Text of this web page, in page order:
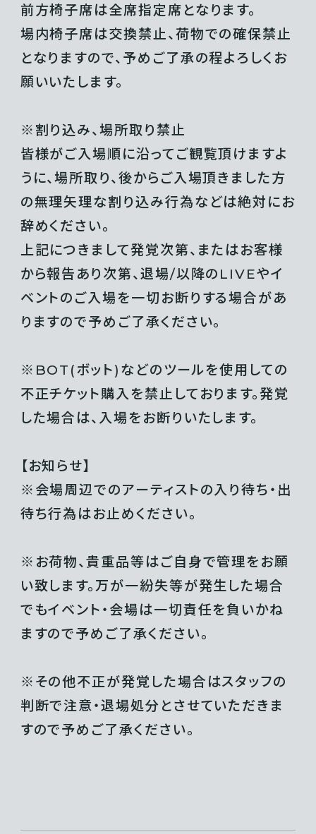
前方椅子席は全席指定席となります。
場内椅子席は交換禁止、荷物での確保禁止
となりますので、予めご了承の程よろしくお
願いいたします。
※割り込み、場所取り禁止
皆様がご入場順に沿ってご観覧頂けますよ
うに、場所取り、後からご入場頂きました方
の無理矢理な割り込み行為などは絶対にお
辞めください。
上記につきまして発覚次第、またはお客様
から報告あり次第、退場/以降のLIVEやイ
ベントのご入場を一切お断りする場合があ
りますので予めご了承ください。
※BOT(ボット)などのツールを使用しての
不正チケット購入を禁止しております。発覚
した場合は、入場をお断りいたします。
【お知らせ】
※会場周辺でのアーティストの入り待ち・出
待ち行為はお止めください。
※お荷物、貴重品等はご自身で管理をお願
い致します。万が一紛失等が発生した場合
でもイベント・会場は一切責任を負いかね
ますので予めご了承ください。
※その他不正が発覚した場合はスタッフの
判断で注意・退場処分とさせていただきま
すので予めご了承ください。